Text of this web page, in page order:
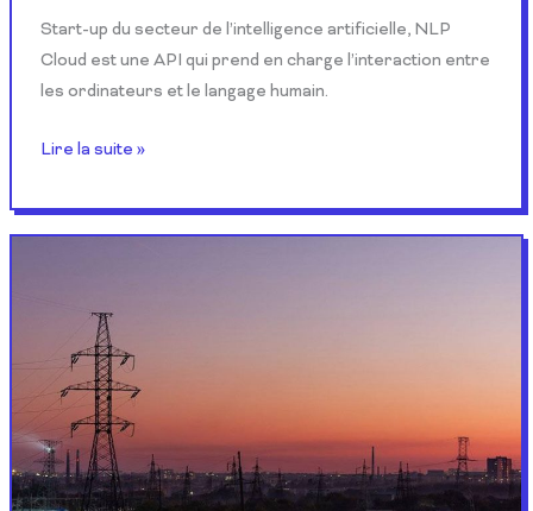
Start-up du secteur de l’intelligence artificielle, NLP
Cloud est une API qui prend en charge l’interaction entre
les ordinateurs et le langage humain.
Lire la suite »